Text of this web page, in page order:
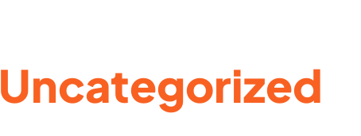
Uncategorized